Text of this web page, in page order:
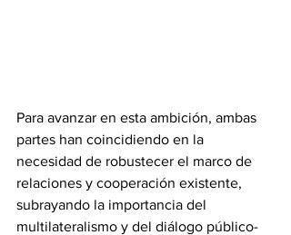
Para avanzar en esta ambición, ambas
partes han coincidiendo en la
necesidad de robustecer el marco de
relaciones y cooperación existente,
subrayando la importancia del
multilateralismo y del diálogo público-